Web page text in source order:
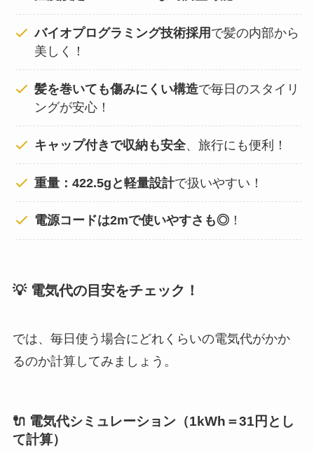
バイオプログラミング技術採用 で髪の内部から
美しく！
髪を巻いても傷みにくい構造で毎日のスタイリ
ングが安心！
キャップ付きで収納も安全、旅行にも便利！
重量：422.5gと軽量設計で扱いやすい！
電源コードは2mで使いやすさも◎ ！
💡 電気代の目安をチェック！
では、毎日使う場合にどれくらいの電気代がかか
るのか計算してみましょう。
🔌 電気代シミュレーション（1kWh＝31円とし
て計算）